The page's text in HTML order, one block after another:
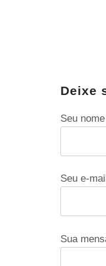
Deixe
Seu
Seu e-
Sua